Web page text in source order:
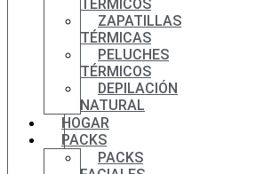
TÉRMICOS
ZAPATILLAS
TÉRMICAS
PELUCHES
TÉRMICOS
DEPILACIÓN
NATURAL
HOGAR
PACKS
PACKS